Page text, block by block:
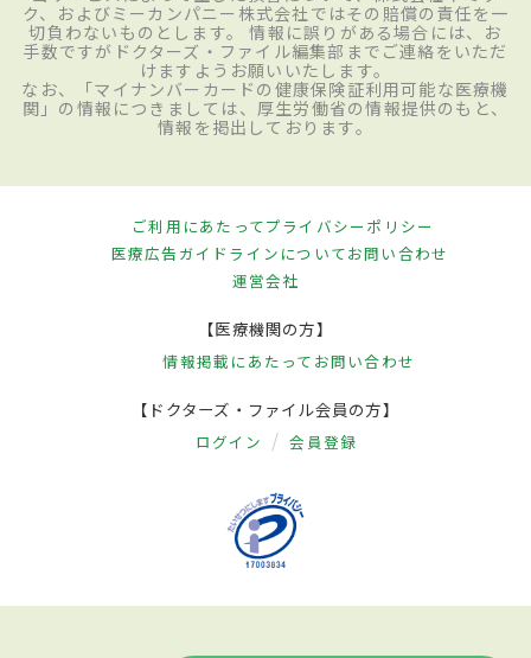
ク、およびミーカンパニー株式会社ではその賠償の責任を一
切負わないものとします。 情報に誤りがある場合には、お
手数ですがドクターズ・ファイル編集部までご連絡をいただ
けますようお願いいたします。
なお、「マイナンバーカードの健康保険証利用可能な医療機
関」の情報につきましては、厚生労働省の情報提供のもと、
情報を掲出しております。
ご利用にあたってプライバシーポリシー
医療広告ガイドラインについてお問い合わせ
運営会社
【医療機関の方】
情報掲載にあたって お問い合わせ
【ドクターズ・ファイル会員の方】
ログイン 会員登録